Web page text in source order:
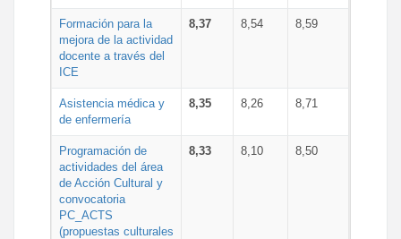
Formación para la
mejora de la actividad
docente a través del
ICE
8,37 8,54 8,59
Asistencia médica y
de enfermería
8,35 8,26 8,71
Programación de
actividades del área
de Acción Cultural y
convocatoria
PC_ACTS
(propuestas culturales
8,33 8,10 8,50